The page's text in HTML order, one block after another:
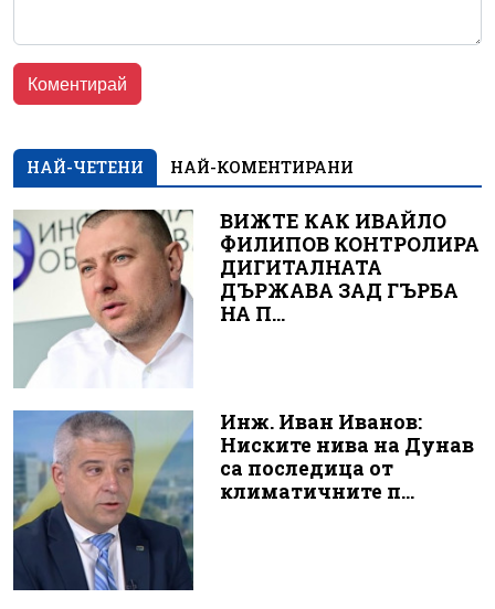
НАЙ-ЧЕТЕНИ НАЙ-КОМЕНТИРАНИ
ВИЖТЕ КАК ИВАЙЛО
ФИЛИПОВ КОНТРОЛИРА
ДИГИТАЛНАТА
ДЪРЖАВА ЗАД ГЪРБА
НА П...
Инж. Иван Иванов:
Ниските нива на Дунав
са последица от
климатичните п...